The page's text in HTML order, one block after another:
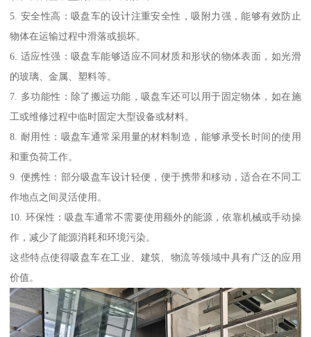
5. 安全性高：吸盘车的设计注重安全性，吸附力强，能够有效防止
物体在运输过程中滑落或损坏。
6. 适应性强：吸盘车能够适应不同材质和形状的物体表面，如光滑
的玻璃、金属、塑料等。
7. 多功能性：除了搬运功能，吸盘车还可以用于固定物体，如在施
工或维修过程中临时固定大型设备或材料。
8. 耐用性：吸盘车通常采用量的材料制造，能够承受长时间的使用
和重负荷工作。
9. 便携性：部分吸盘车设计轻便，便于携带和移动，适合在不同工
作地点之间灵活使用。
10. 环保性：吸盘车通常不需要使用额外的能源，依靠机械或手动操
作，减少了能源消耗和环境污染。
这些特点使得吸盘车在工业、建筑、物流等领域中具有广泛的应用
价值。